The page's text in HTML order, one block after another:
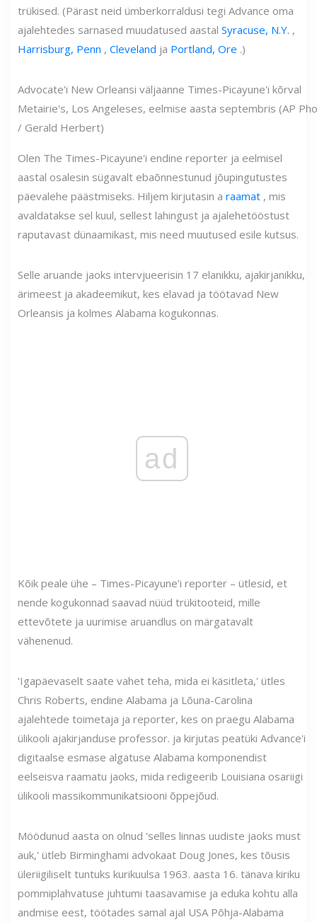
trükised. (Pärast neid ümberkorraldusi tegi Advance oma
ajalehtedes sarnased muudatused aastal Syracuse, N.Y. ,
Harrisburg, Penn , Cleveland ja Portland, Ore .)
Advocate'i New Orleansi väljaanne Times-Picayune'i kõrval
Metairie's, Los Angeleses, eelmise aasta septembris (AP
/ Gerald Herbert)
Olen The Times-Picayune'i endine reporter ja eelmisel
aastal osalesin sügavalt ebaõnnestunud jõupingutustes
päevalehe päästmiseks. Hiljem kirjutasin a raamat , mis
avaldatakse sel kuul, sellest lahingust ja ajalehetööstust
raputavast dünaamikast, mis need muutused esile kutsus.
Selle aruande jaoks intervjueerisin 17 elanikku, ajakirjanikku,
ärimeest ja akadeemikut, kes elavad ja töötavad New
Orleansis ja kolmes Alabama kogukonnas.
ad
Kõik peale ühe – Times-Picayune’i reporter – ütlesid, et
nende kogukonnad saavad nüüd trükitooteid, mille
ettevõtete ja uurimise aruandlus on märgatavalt
vähenenud.
'Igapäevaselt saate vahet teha, mida ei käsitleta,' ütles
Chris Roberts, endine Alabama ja Lõuna-Carolina
ajalehtede toimetaja ja reporter, kes on praegu Alabama
ülikooli ajakirjanduse professor. ja kirjutas peatüki Advance'i
digitaalse esmase algatuse Alabama komponendist
eelseisva raamatu jaoks, mida redigeerib Louisiana osariigi
ülikooli massikommunikatsiooni õppejõud.
Möödunud aasta on olnud 'selles linnas uudiste jaoks must
auk,' ütleb Birminghami advokaat Doug Jones, kes tõusis
üleriigiliselt tuntuks kurikuulsa 1963. aasta 16. tänava kiriku
pommiplahvatuse juhtumi taasavamise ja eduka kohtu alla
andmise eest, töötades samal ajal USA Põhja-Alabama